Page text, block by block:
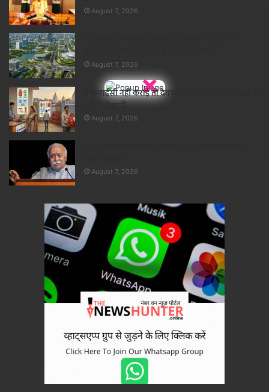
×
August 7, 2026
August 7, 2026
ई-केवाईसी नहीं कराई तो देवघर में एलपीजी उपभोक्ताओं पर
बढ़ेगी परेशानी
August 7, 2026
August 7, 2026